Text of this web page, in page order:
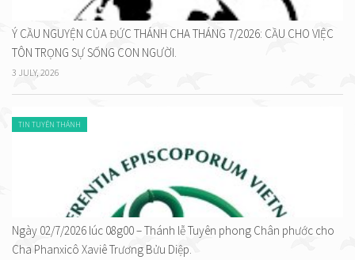
Ý CẦU NGUYỆN CỦA ĐỨC THÁNH CHA THÁNG 7/2026: CẦU CHO VIỆC
TÔN TRỌNG SỰ SỐNG CON NGƯỜI.
3 JULY, 2026
TIN TUYÊN THÁNH
Ngày 02/7/2026 lúc 08g00 – Thánh lễ Tuyên phong Chân phước cho
Cha Phanxicô Xaviê Trương Bửu Diệp.